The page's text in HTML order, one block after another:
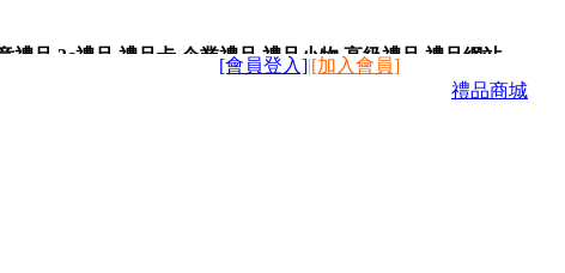
品,3c禮品,禮品卡,企業禮品,禮品小物,高級禮品,禮品網站。
禮品商城
[會員登入]|[加入會員]